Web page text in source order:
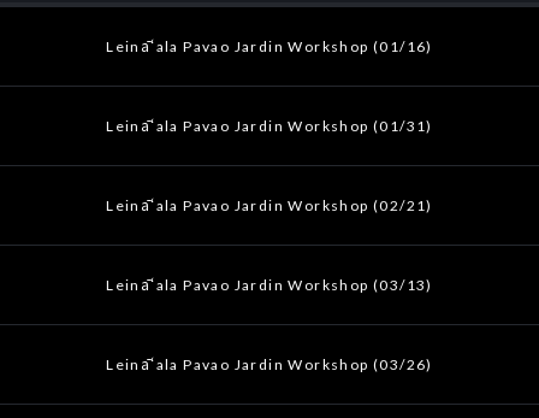
Leināʻala Pavao Jardin Workshop (01/16)
Leināʻala Pavao Jardin Workshop (01/31)
Leināʻala Pavao Jardin Workshop (02/21)
Leināʻala Pavao Jardin Workshop (03/13)
Leināʻala Pavao Jardin Workshop (03/26)